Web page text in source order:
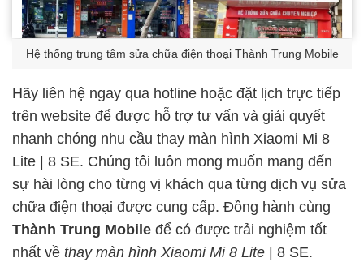
Hệ thống trung tâm sửa chữa điện thoại Thành Trung Mobile
Hãy liên hệ ngay qua hotline hoặc đặt lịch trực tiếp
trên website để được hỗ trợ tư vấn và giải quyết
nhanh chóng nhu cầu thay màn hình Xiaomi Mi 8
Lite | 8 SE. Chúng tôi luôn mong muốn mang đến
sự hài lòng cho từng vị khách qua từng dịch vụ sửa
chữa điện thoại được cung cấp. Đồng hành cùng
Thành Trung Mobile để có được trải nghiệm tốt
nhất về thay màn hình Xiaomi Mi 8 Lite | 8 SE.